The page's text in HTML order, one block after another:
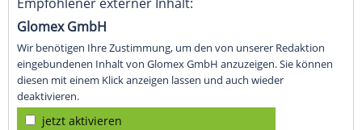
Glomex GmbH
Wir benötigen Ihre Zustimmung, um den von unserer Redaktion
eingebundenen Inhalt von Glomex GmbH anzuzeigen. Sie können
diesen mit einem Klick anzeigen lassen und auch wieder
deaktivieren.
jetzt aktivieren